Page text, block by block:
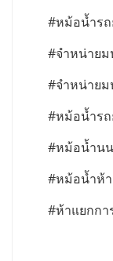
#หม้อน้ำร
#จำหน่าย
#จำหน่าย
#หม้อน้ำร
#หม้อน้ำน
#หม้อน้ำห้
#ห้าแยกกา